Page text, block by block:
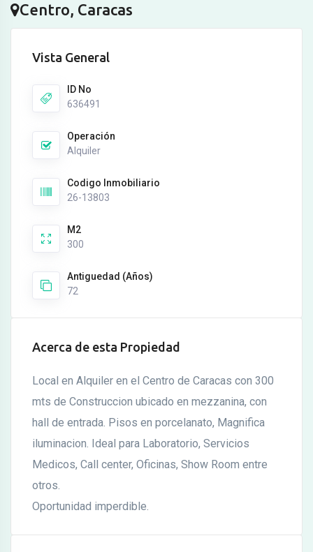
Centro, Caracas
Vista General
ID No
636491
Operación
Alquiler
Codigo Inmobiliario
26-13803
M2
300
Antiguedad (Años)
72
Acerca de esta Propiedad
Local en Alquiler en el Centro de Caracas con 300
mts de Construccion ubicado en mezzanina, con
hall de entrada. Pisos en porcelanato, Magnifica
iluminacion. Ideal para Laboratorio, Servicios
Medicos, Call center, Oficinas, Show Room entre
otros.
Oportunidad imperdible.